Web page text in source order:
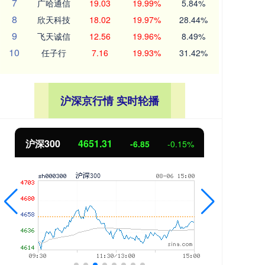
广哈通信 19.03 19.99% 5.84%
8 欣天科技 18.02 19.97% 28.44%
9 飞天诚信 12.56 19.96% 8.49%
10 任子行 7.16 19.93% 31.42%
沪深京行情 实时轮播
沪深300 4651.31 -6.85 -0.15%